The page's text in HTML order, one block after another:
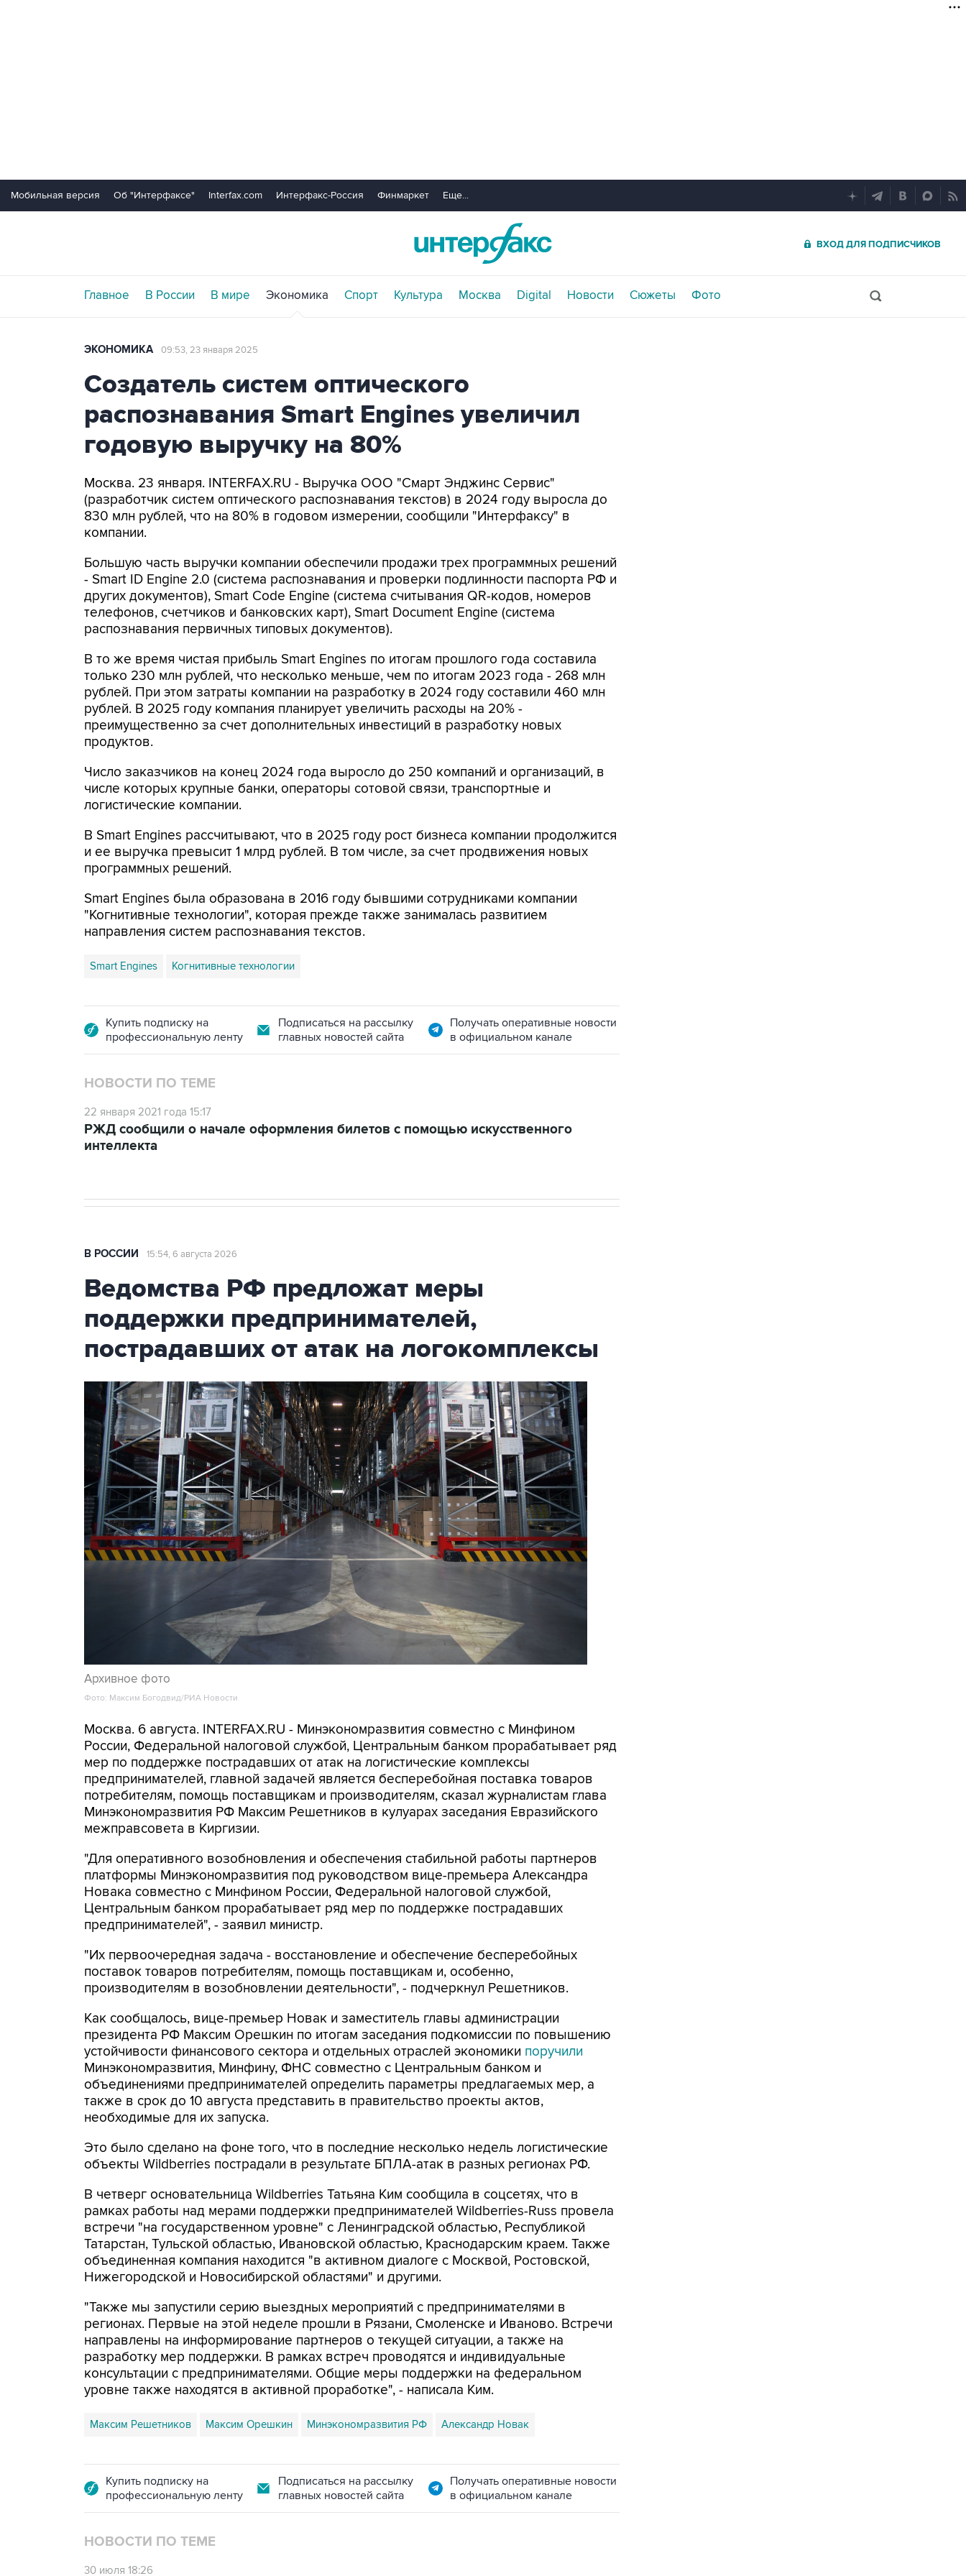
Мобильная версия Об "Интерфаксе" Interfax.com Интерфакс-Россия Финмаркет Еще...
ВХОД ДЛЯ ПОДПИСЧИКОВ
Главное В России В мире Экономика Спорт Культура Москва Digital Новости Сюжеты Фото
ЭКОНОМИКА 09:53, 23 января 2025
Создатель систем оптического
распознавания Smart Engines увеличил
годовую выручку на 80%
Москва. 23 января. INTERFAX.RU - Выручка ООО "Смарт Энджинс Сервис"
(разработчик систем оптического распознавания текстов) в 2024 году выросла до
830 млн рублей, что на 80% в годовом измерении, сообщили "Интерфаксу" в
компании.
Большую часть выручки компании обеспечили продажи трех программных решений
- Smart ID Engine 2.0 (система распознавания и проверки подлинности паспорта РФ и
других документов), Smart Code Engine (система считывания QR-кодов, номеров
телефонов, счетчиков и банковских карт), Smart Document Engine (система
распознавания первичных типовых документов).
В то же время чистая прибыль Smart Engines по итогам прошлого года составила
только 230 млн рублей, что несколько меньше, чем по итогам 2023 года - 268 млн
рублей. При этом затраты компании на разработку в 2024 году составили 460 млн
рублей. В 2025 году компания планирует увеличить расходы на 20% -
преимущественно за счет дополнительных инвестиций в разработку новых
продуктов.
Число заказчиков на конец 2024 года выросло до 250 компаний и организаций, в
числе которых крупные банки, операторы сотовой связи, транспортные и
логистические компании.
В Smart Engines рассчитывают, что в 2025 году рост бизнеса компании продолжится
и ее выручка превысит 1 млрд рублей. В том числе, за счет продвижения новых
программных решений.
Smart Engines была образована в 2016 году бывшими сотрудниками компании
"Когнитивные технологии", которая прежде также занималась развитием
направления систем распознавания текстов.
Smart Engines Когнитивные технологии
Купить подписку на
профессиональную ленту
Подписаться на рассылку
главных новостей сайта
Получать оперативные новости
в официальном канале
НОВОСТИ ПО ТЕМЕ
22 января 2021 года 15:17
РЖД сообщили о начале оформления билетов с помощью искусственного
интеллекта
В РОССИИ 15:54, 6 августа 2026
Ведомства РФ предложат меры
поддержки предпринимателей,
пострадавших от атак на логокомплексы
Архивное фото
Фото: Максим Богодвид/РИА Новости
Москва. 6 августа. INTERFAX.RU - Минэкономразвития совместно с Минфином
России, Федеральной налоговой службой, Центральным банком прорабатывает ряд
мер по поддержке пострадавших от атак на логистические комплексы
предпринимателей, главной задачей является бесперебойная поставка товаров
потребителям, помощь поставщикам и производителям, сказал журналистам глава
Минэкономразвития РФ Максим Решетников в кулуарах заседания Евразийского
межправсовета в Киргизии.
"Для оперативного возобновления и обеспечения стабильной работы партнеров
платформы Минэкономразвития под руководством вице-премьера Александра
Новака совместно с Минфином России, Федеральной налоговой службой,
Центральным банком прорабатывает ряд мер по поддержке пострадавших
предпринимателей", - заявил министр.
"Их первоочередная задача - восстановление и обеспечение бесперебойных
поставок товаров потребителям, помощь поставщикам и, особенно,
производителям в возобновлении деятельности", - подчеркнул Решетников.
Как сообщалось, вице-премьер Новак и заместитель главы администрации
президента РФ Максим Орешкин по итогам заседания подкомиссии по повышению
устойчивости финансового сектора и отдельных отраслей экономики поручили
Минэкономразвития, Минфину, ФНС совместно с Центральным банком и
объединениями предпринимателей определить параметры предлагаемых мер, а
также в срок до 10 августа представить в правительство проекты актов,
необходимые для их запуска.
Это было сделано на фоне того, что в последние несколько недель логистические
объекты Wildberries пострадали в результате БПЛА-атак в разных регионах РФ.
В четверг основательница Wildberries Татьяна Ким сообщила в соцсетях, что в
рамках работы над мерами поддержки предпринимателей Wildberries-Russ провела
встречи "на государственном уровне" с Ленинградской областью, Республикой
Татарстан, Тульской областью, Ивановской областью, Краснодарским краем. Также
объединенная компания находится "в активном диалоге с Москвой, Ростовской,
Нижегородской и Новосибирской областями" и другими.
"Также мы запустили серию выездных мероприятий с предпринимателями в
регионах. Первые на этой неделе прошли в Рязани, Смоленске и Иваново. Встречи
направлены на информирование партнеров о текущей ситуации, а также на
разработку мер поддержки. В рамках встреч проводятся и индивидуальные
консультации с предпринимателями. Общие меры поддержки на федеральном
уровне также находятся в активной проработке", - написала Ким.
Максим Решетников Максим Орешкин Минэкономразвития РФ Александр Новак
Купить подписку на
профессиональную ленту
Подписаться на рассылку
главных новостей сайта
Получать оперативные новости
в официальном канале
НОВОСТИ ПО ТЕМЕ
30 июля 18:26